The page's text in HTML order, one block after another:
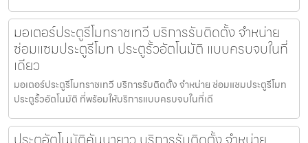
มอเตอร์ประตูรีโมทราชเทวี บริการรับติดตั้ง จำหน่าย
ซ่อมแซมประตูรีโมท ประตูรั้วอัตโนมัติ แบบครบจบในที่
เดียว
มอเตอร์ประตูรีโมทราชเทวี บริการรับติดตั้ง จำหน่าย ซ่อมแซมประตูรีโมท
ประตูรั้วอัตโนมัติ ที่พร้อมให้บริการแบบครบจบในที่เดี